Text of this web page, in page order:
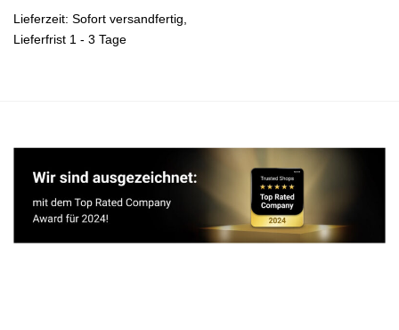
Lieferzeit: Sofort versandfertig,
Lieferfrist 1 - 3 Tage